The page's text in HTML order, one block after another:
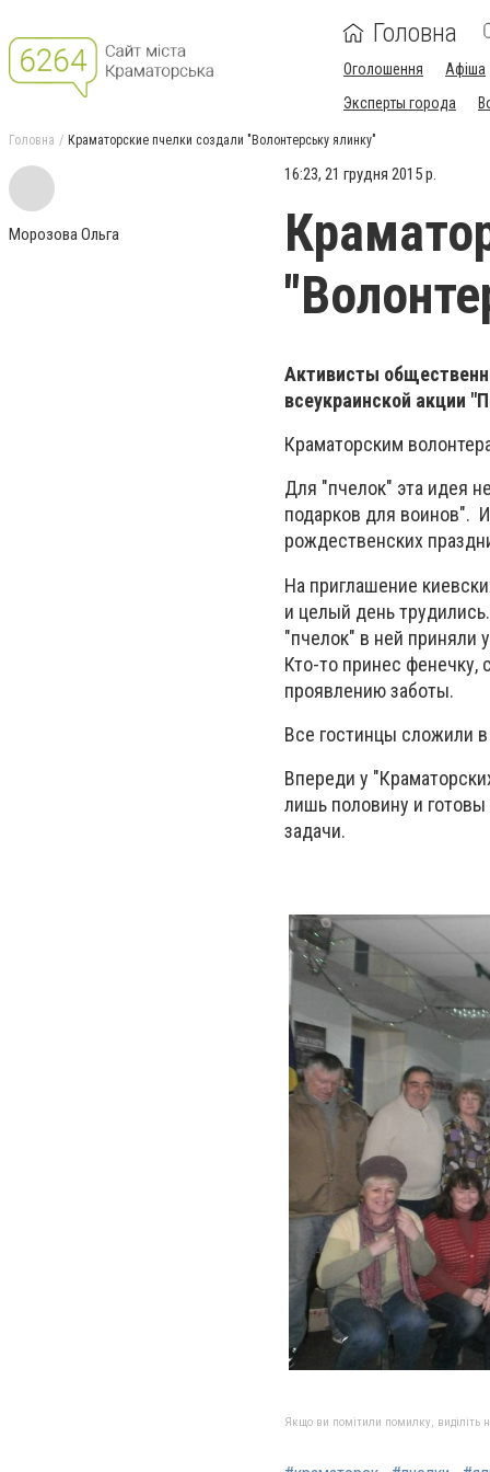
Головна
Оголошення Афіша
Эксперты города
Головна Краматорские пчелки создали "Волонтерську ялинку"
Морозова Ольга
16:23, 21 грудня 2015 р.
Активисты
всеукраинской акции
Краматорским
Для "пчелок" эта идея
подарков для воинов".
рождественских
На приглашение
и целый день
"пчелок" в ней приняли
Кто-то принес
проявлению заботы.
Все гостинцы сложили
Впереди у
лишь половину и
задачи.
Якщо ви помітили помилку, виділіть